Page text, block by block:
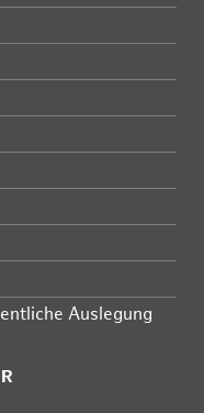
Auslegung